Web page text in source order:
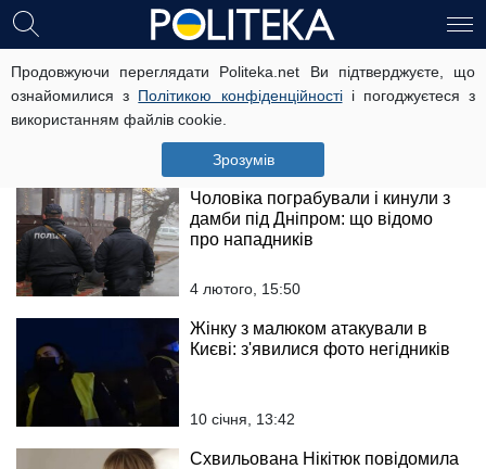
Продовжуючи переглядати Politeka.net Ви підтверджуєте, що
ознайомилися з Політикою конфіденційностіі погоджуєтеся з
використанням файлів cookie.
Зрозумів
На пенсіонерів влаштували
полювання по всій Україні:
"забирають останні
заощадження"
8 лютого, 15:58
Чоловіка пограбували і кинули з
дамби під Дніпром: що відомо
про нападників
4 лютого, 15:50
Жінку з малюком атакували в
Києві: з'явилися фото негідників
10 січня, 13:42
Схвильована Нікітюк повідомила